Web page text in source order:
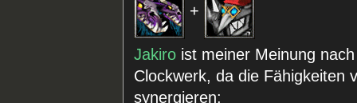
+
Jakiro ist meiner Meinung
Clockwerk, da die Fähigkeiten
synergieren: